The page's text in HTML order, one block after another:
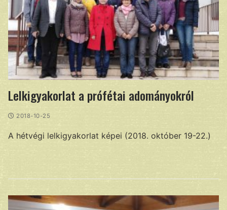
Lelkigyakorlat a prófétai adományokról
2018-10-25
A hétvégi lelkigyakorlat képei (2018. október 19-22.)